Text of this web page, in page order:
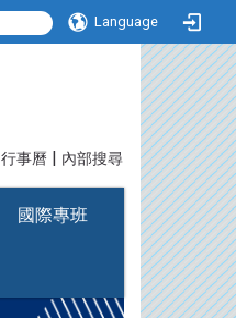
Language
行事曆 | 內部搜尋
國際專班